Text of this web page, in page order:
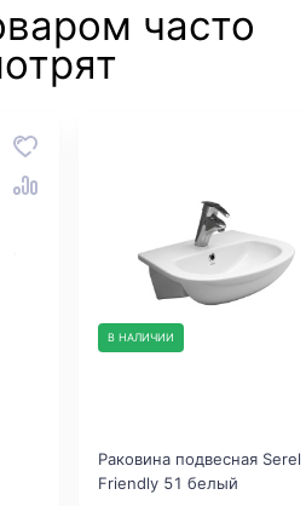
часто
В НАЛИЧИИ
Раковина подвесная Serel
Friendly 51 белый